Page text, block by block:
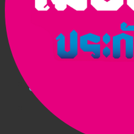
โปรโมชั่น
ติดต่อเรา
สมัครตัวแทน
เข้าสู่ระบบตัวแทน